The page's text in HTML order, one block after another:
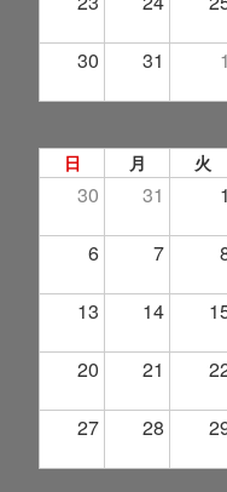
30 31 1
日 月 火
30 31 1
6 7
13 14
20 21
27 28